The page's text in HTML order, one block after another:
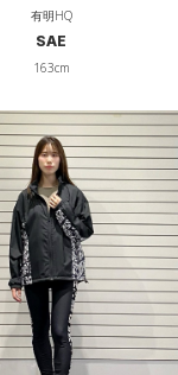
有明HQ
SAE
163cm